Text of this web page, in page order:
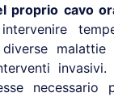
proprio cavo
necessario